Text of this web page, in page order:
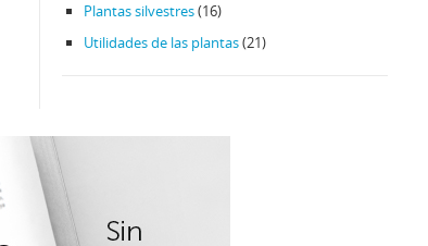
Plantas silvestres(16)
Utilidades de las plantas(21)